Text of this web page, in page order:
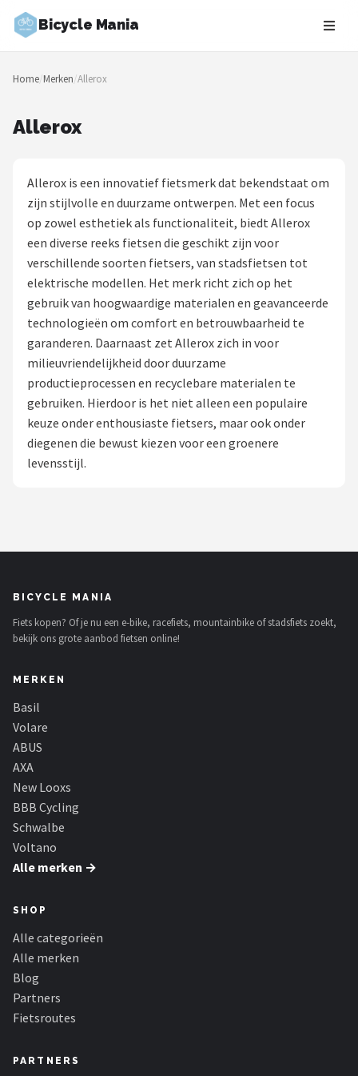
Bicycle Mania
Zoeken
NAVIGATIE
Blog
Fietsroutes
Kinderfietsen
Stadsfietsen
Elektrische fietsen
Mountainbikes
Shop
AXA
New Looxs
BBB Cycling
Schwalbe
Voltano
Shimano
Cortina
Home/Merken/Allerox
Allerox
Allerox is een innovatief fietsmerk dat bekendstaat om
zijn stijlvolle en duurzame ontwerpen. Met een focus
op zowel esthetiek als functionaliteit, biedt Allerox
een diverse reeks fietsen die geschikt zijn voor
verschillende soorten fietsers, van stadsfietsen tot
elektrische modellen. Het merk richt zich op het
gebruik van hoogwaardige materialen en geavanceerde
technologieën om comfort en betrouwbaarheid te
garanderen. Daarnaast zet Allerox zich in voor
milieuvriendelijkheid door duurzame
productieprocessen en recyclebare materialen te
gebruiken. Hierdoor is het niet alleen een populaire
keuze onder enthousiaste fietsers, maar ook onder
diegenen die bewust kiezen voor een groenere
levensstijl.
BICYCLE MANIA
Fiets kopen? Of je nu een e-bike, racefiets, mountainbike of stadsfiets zoekt,
bekijk ons grote aanbod fietsen online!
MERKEN
Basil
Volare
ABUS
AXA
New Looxs
BBB Cycling
Schwalbe
Voltano
Alle merken →
SHOP
Alle categorieën
Alle merken
Blog
Partners
Fietsroutes
PARTNERS